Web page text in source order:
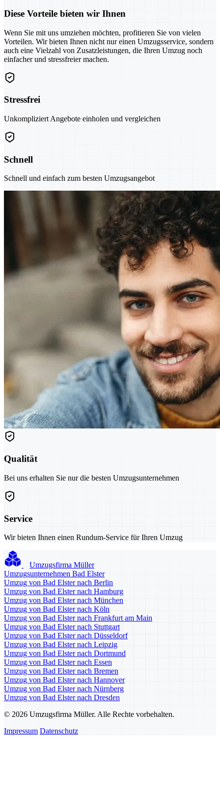
Diese Vorteile bieten wir Ihnen
Wenn Sie mit uns umziehen möchten, profitieren Sie von vielen
Vorteilen. Wir bieten Ihnen nicht nur einen Umzugsservice, sondern
auch eine Vielzahl von Zusatzleistungen, die Ihren Umzug noch
einfacher und stressfreier machen.
Stressfrei
Unkompliziert Angebote einholen und vergleichen
Schnell
Schnell und einfach zum besten Umzugsangebot
Qualität
Bei uns erhalten Sie nur die besten Umzugsunternehmen
Service
Wir bieten Ihnen einen Rundum-Service für Ihren Umzug
Umzugsfirma Müller
Umzugsunternehmen Bad Elster
Umzug von Bad Elster nach Berlin
Umzug von Bad Elster nach Hamburg
Umzug von Bad Elster nach München
Umzug von Bad Elster nach Köln
Umzug von Bad Elster nach Frankfurt am Main
Umzug von Bad Elster nach Stuttgart
Umzug von Bad Elster nach Düsseldorf
Umzug von Bad Elster nach Leipzig
Umzug von Bad Elster nach Dortmund
Umzug von Bad Elster nach Essen
Umzug von Bad Elster nach Bremen
Umzug von Bad Elster nach Hannover
Umzug von Bad Elster nach Nürnberg
Umzug von Bad Elster nach Dresden
© 2026 Umzugsfirma Müller. Alle Rechte vorbehalten.
Impressum Datenschutz